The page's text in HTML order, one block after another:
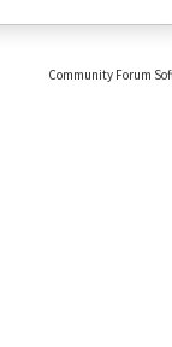
Community Forum